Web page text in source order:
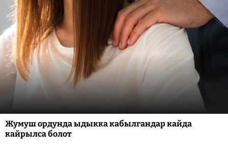
Жумуш ордунда ыдыкка кабылгандар кайда
кайрылса болот